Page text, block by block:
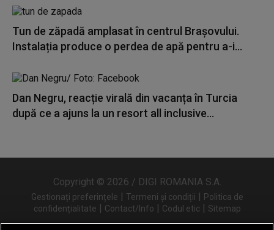
Tun de zăpadă amplasat în centrul Brașovului.
Instalația produce o perdea de apă pentru a-i...
Dan Negru, reacție virală din vacanța în Turcia
după ce a ajuns la un resort all inclusive...
Copyright © 2026 / DIGI ROMANIA S.A.
Gestionați preferințele | Termeni și condiții | Politica de
confidențialitate | Contact/Info | Codul etic | Sitemap